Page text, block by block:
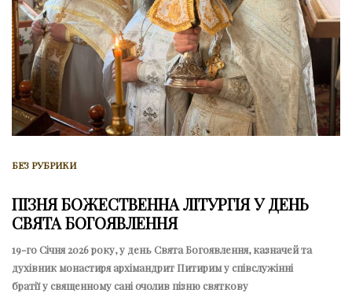
БЕЗ РУБРИКИ
ПІЗНЯ БОЖЕСТВЕННА ЛІТУРГІЯ У ДЕНЬ
СВЯТА БОГОЯВЛЕННЯ
19-го Січня 2026 року, у день Свята Богоявлення, казначей та
духівник монастиря архімандрит Питирим у співслужінні
братії у священному сані очолив пізню святкову